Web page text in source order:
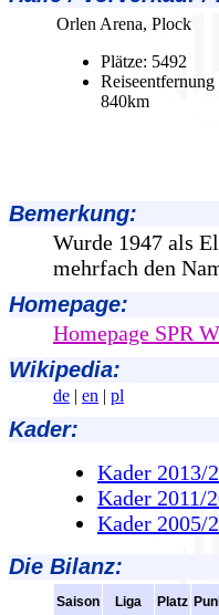
Orlen Arena, Plock
Plätze: 5492
840km
Bemerkung:
Wurde 1947 als
mehrfach den
Homepage:
Homepage SPR
Wikipedia:
de | en | pl
Kader:
Kader 2013/
Kader 2011/
Kader 2005/
Die Bilanz:
Saison Liga Platz